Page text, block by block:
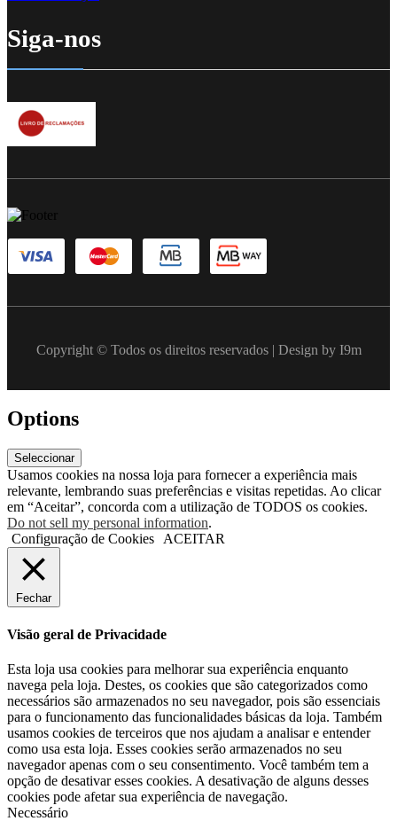
Siga-nos
Copyright © Todos os direitos reservados | Design by I9m
Options
Seleccionar
Usamos cookies na nossa loja para fornecer a experiência mais
relevante, lembrando suas preferências e visitas repetidas. Ao clicar
em “Aceitar”, concorda com a utilização de TODOS os cookies.
Do not sell my personal information.
Configuração de Cookies
ACEITAR
Fechar
Visão geral de Privacidade
Esta loja usa cookies para melhorar sua experiência enquanto
navega pela loja. Destes, os cookies que são categorizados como
necessários são armazenados no seu navegador, pois são essenciais
para o funcionamento das funcionalidades básicas da loja. Também
usamos cookies de terceiros que nos ajudam a analisar e entender
como usa esta loja. Esses cookies serão armazenados no seu
navegador apenas com o seu consentimento. Você também tem a
opção de desativar esses cookies. A desativação de alguns desses
cookies pode afetar sua experiência de navegação.
Necessário